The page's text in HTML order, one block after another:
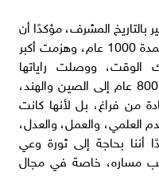
بالتاريخ المشرف، مؤكدًا أن
الأمة الإسلامية قادت العالم بأكمله لمدة 1000 عام، وهزمت أكبر
ووصلت راياتها
وحضارتها من الأندلس التي حكمتها 800 عام إلى الصين والهند،
من فراغ، بل لأنها كانت
والعمل، والعدل،
أننا بحاجة إلى ثورة وعي
مساره، خاصة في مجال